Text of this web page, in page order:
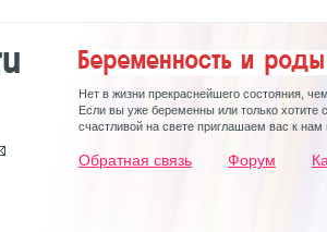
Нет в жизни прекраснейшего состояния,
Если вы уже беременны или только хотите
счастливой на свете приглашаем вас к нам
Обратная связь Форум